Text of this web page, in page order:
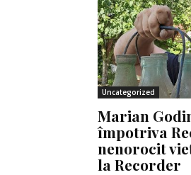
Uncategorized
Marian
împotriva
nenorocit
la Recorder